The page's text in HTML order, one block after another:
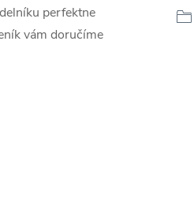
perfektne
vám doručíme